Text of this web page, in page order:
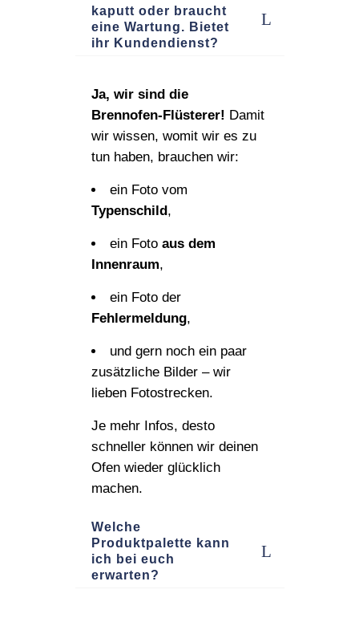
kaputt oder braucht
eine Wartung. Bietet
ihr Kundendienst?
Ja, wir sind die
Brennofen‑Flüsterer! Damit
wir wissen, womit wir es zu
tun haben, brauchen wir:
ein Foto vom
Typenschild ,
ein Foto aus dem
Innenraum,
ein Foto der
Fehlermeldung,
und gern noch ein paar
zusätzliche Bilder – wir
lieben Fotostrecken.
Je mehr Infos, desto
schneller können wir deinen
Ofen wieder glücklich
machen.
Welche
Produktpalette kann
ich bei euch
erwarten?